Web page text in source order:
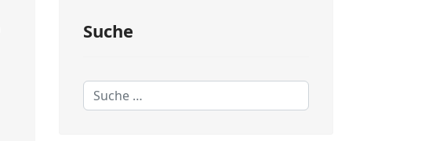
Suche
Suchen